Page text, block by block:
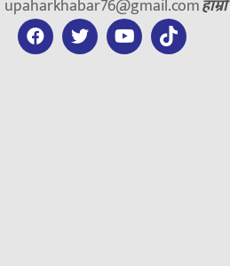
upaharkhabar76@gmail.com